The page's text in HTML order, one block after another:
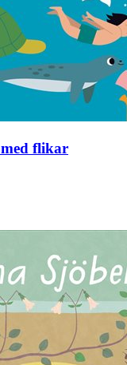
flikar